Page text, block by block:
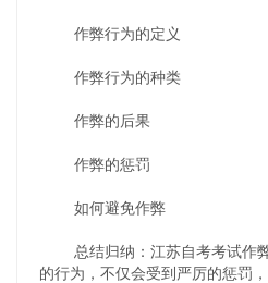
作弊行为的定义
作弊行为的种类
作弊的后果
作弊的惩罚
如何避免作弊
总结归纳：江苏自考考试作弊
的行为，不仅会受到严厉的惩罚